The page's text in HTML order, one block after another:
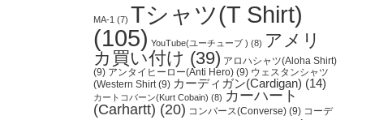
MA-1 (7) Tシャツ(T Shirt)
(105) YouTube(ユーチューブ ) (8) アメリ
カ買い付け (39) アロハシャツ(Aloha Shirt)
(9) アンタイヒーロー(Anti Hero) (9) ウェスタンシャツ
(Western Shirt(9) カーディガン(Cardigan) (14)
カートコバーン(Kurt Cobain) (8) カーハート
(Carhartt) (20) コンバース(Converse) (9) コーデ